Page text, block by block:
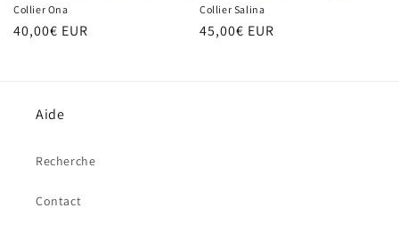
Collier Ona
Prix
40,00€ EUR
Collier Salina
Prix
45,00€ EUR
Aide
Recherche
Contact